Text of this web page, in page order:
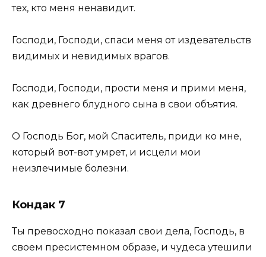
тех, кто меня ненавидит.
Господи, Господи, спаси меня от издевательств
видимых и невидимых врагов.
Господи, Господи, прости меня и прими меня,
как древнего блудного сына в свои объятия.
О Господь Бог, мой Спаситель, приди ко мне,
который вот-вот умрет, и исцели мои
неизлечимые болезни.
Кондак 7
Ты превосходно показал свои дела, Господь, в
своем пресистемном образе, и чудеса утешили